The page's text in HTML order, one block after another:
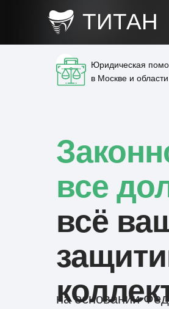
ТИТАН
все
всё
на основании
Юридическая
в Москве и области